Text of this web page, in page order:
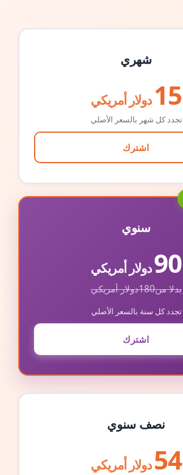
شهري
15 دولار أمريكي
تجدد كل شهر بالسعر الأصلي
اشترك
سنوي
90دولار أمريكي
بدلا من180دولار أمريكي
تجدد كل سنة بالسعر الأصلي
اشترك
نصف سنوي
54 دولار أمريكي